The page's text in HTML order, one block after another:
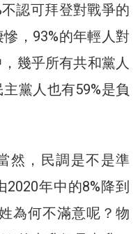
認可拜登對戰爭的
，93%的年輕人對
幾乎所有共和黨人
黨人也有59%是負
然，民調是不是準
年中的8%降到
為何不滿意呢？物